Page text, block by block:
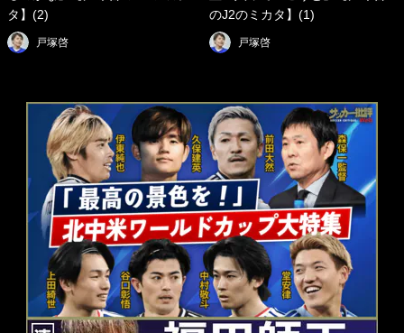
タ】(2)
戸塚啓
のJ2のミカタ】(1)
戸塚啓